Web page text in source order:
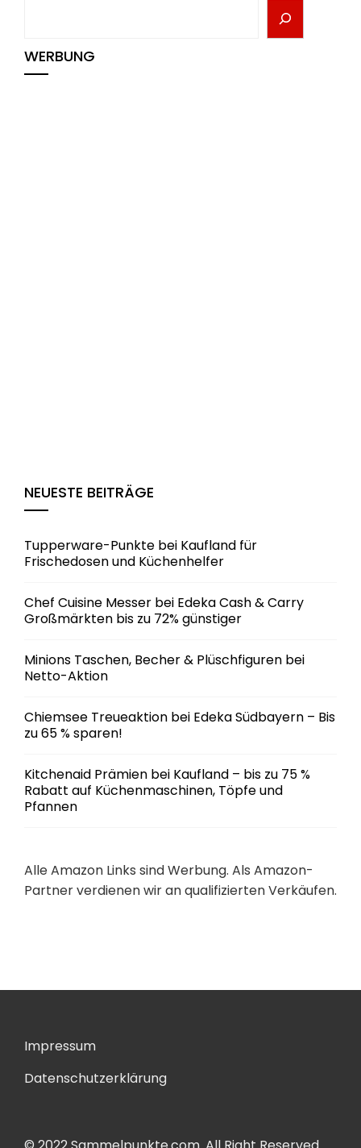
WERBUNG
NEUESTE BEITRÄGE
Tupperware-Punkte bei Kaufland für
Frischedosen und Küchenhelfer
Chef Cuisine Messer bei Edeka Cash & Carry
Großmärkten bis zu 72% günstiger
Minions Taschen, Becher & Plüschfiguren bei
Netto-Aktion
Chiemsee Treueaktion bei Edeka Südbayern – Bis
zu 65 % sparen!
Kitchenaid Prämien bei Kaufland – bis zu 75 %
Rabatt auf Küchenmaschinen, Töpfe und
Pfannen
Alle Amazon Links sind Werbung. Als Amazon-
Partner verdienen wir an qualifizierten Verkäufen.
Impressum
Datenschutzerklärung